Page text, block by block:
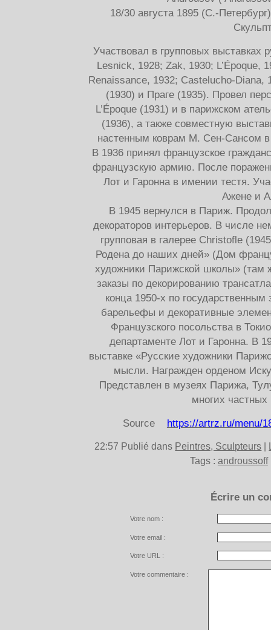
18/30 августа 1895 (С.-
Участвовал в групповых выставках
Lesnick, 1928; Zak, 1930; L’Époque,
Renaissance, 1932; Castelucho-Diana,
(1930) и Праге (1935). Провел
L’Époque (1931) и в парижском
(1936), а также совместную
настенным коврам М. Сен-Сансом в
В 1936 принял французское
французскую армию. После
Лот и Гаронна в имении тестя.
Ажене и
В 1945 вернулся в Париж.
декораторов интерьеров. В числе
групповая в галерее Christofle
Родена до наших дней» (Дом
художники Парижской школы» (там
заказы по декорированию
конца 1950-х по
барельефы и декоративные
Французского посольства в
департаменте Лот и Гаронна. В
выставке «Русские художники
мысли. Награжден орденом
Представлен в музеях Парижа,
многих частных
Source https://artrz.ru/menu/
22:57 Publié dans Peintres, Sculpteurs
Tags : androussoff
Écrire un
Votre nom :
Votre email :
Votre URL :
Votre commentaire :